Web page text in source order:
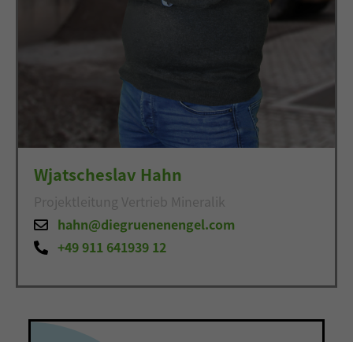
Wjatscheslav Hahn
Projektleitung Vertrieb Mineralik
hahn@diegruenenengel.com
+49 911 641939 12